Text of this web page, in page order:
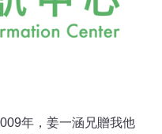
年，姜一涵兄贈我他